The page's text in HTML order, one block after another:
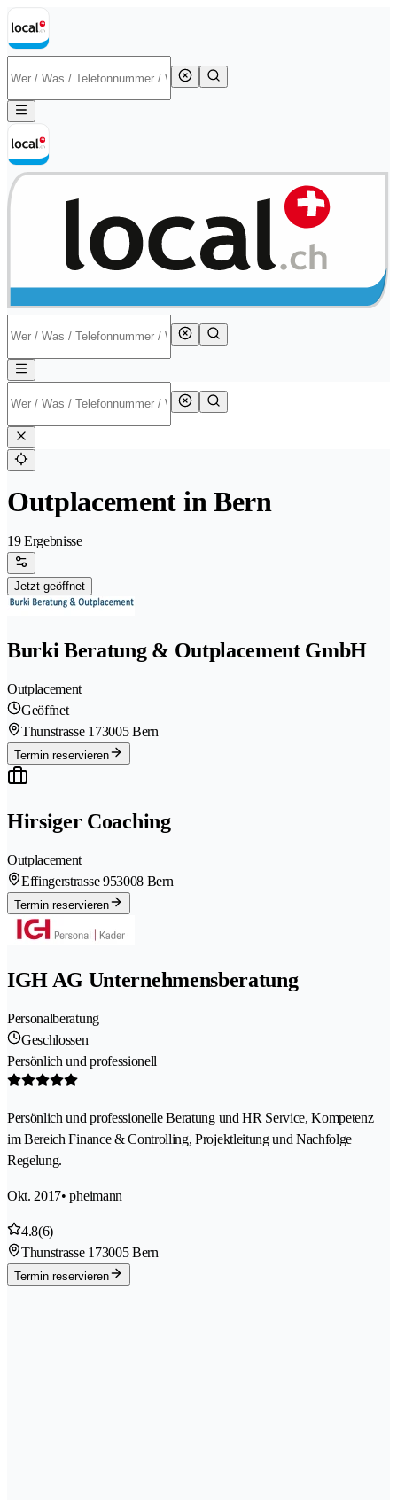
Outplacement in Bern
19 Ergebnisse
Jetzt geöffnet
Burki Beratung & Outplacement GmbH
Outplacement
Geöffnet
Thunstrasse 173005 Bern
Termin reservieren
Hirsiger Coaching
Outplacement
Effingerstrasse 953008 Bern
Termin reservieren
IGH AG Unternehmensberatung
Personalberatung
Geschlossen
Persönlich und professionell
Persönlich und professionelle Beratung und HR Service, Kompetenz
im Bereich Finance & Controlling, Projektleitung und Nachfolge
Regelung.
Okt. 2017• pheimann
4.8(6)
Thunstrasse 173005 Bern
Termin reservieren